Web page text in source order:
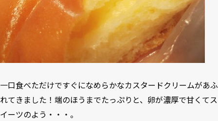
一口食べただけですぐになめらかなカスタードクリームがあふ
れてきました！端のほうまでたっぷりと、卵が濃厚で甘くてス
イーツのよう・・・。